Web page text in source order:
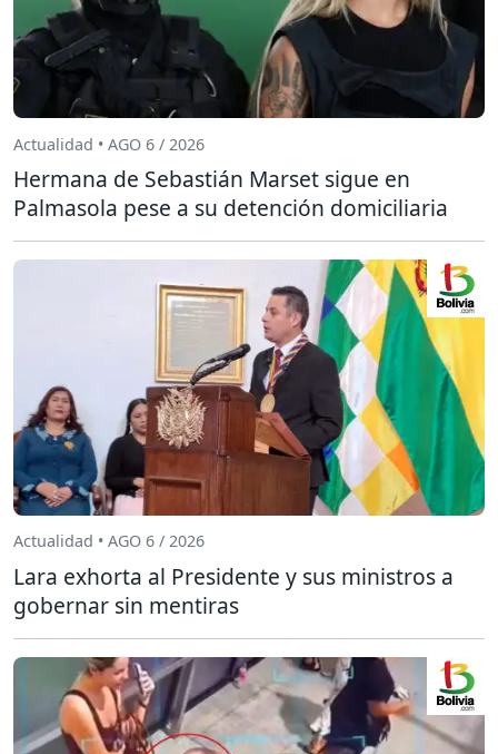
Actualidad • AGO 6 / 2026
Hermana de Sebastián Marset sigue en
Palmasola pese a su detención domiciliaria
Actualidad • AGO 6 / 2026
Lara exhorta al Presidente y sus ministros a
gobernar sin mentiras